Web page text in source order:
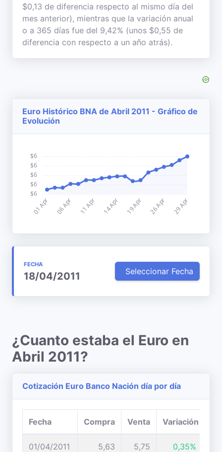
$0,13 de diferencia respecto al mismo día del
mes anterior), mientras que la variación anual
o a 365 días fue del 9,42% (unos $0,55 de
diferencia con respecto a un año atrás).
Euro Histórico BNA de Abril 2011 - Gráfico de
Evolución
FECHA
18/04/2011 Seleccionar Fecha
¿Cuanto estaba el Euro en
Abril 2011?
Cotización Euro Banco Nación día por día
Fecha Compra Venta Variación
01/04/2011 5,63 5,75 0,35%